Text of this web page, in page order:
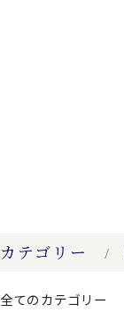
カテゴリー
全てのカテゴリー